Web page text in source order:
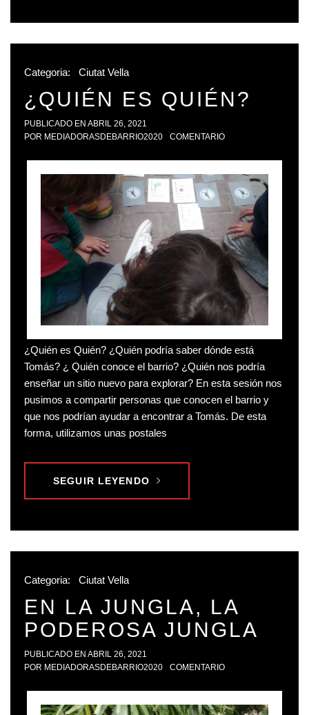
Categoria: Ciutat Vella
¿QUIÉN ES QUIÉN?
PUBLICADO EN ABRIL 26, 2021
POR MEDIADORASDEBARRIO2020 COMENTARIO
¿Quién es Quién? ¿Quién podría saber dónde está
Tomás? ¿ Quién conoce el barrio? ¿Quién nos podría
enseñar un sitio nuevo para explorar? En esta sesión nos
pusimos a compartir personas que conocen el barrio y
que nos podrían ayudar a encontrar a Tomás. De esta
forma, utilizamos unas postales
SEGUIR LEYENDO
Categoria: Ciutat Vella
EN LA JUNGLA, LA
PODEROSA JUNGLA
PUBLICADO EN ABRIL 26, 2021
POR MEDIADORASDEBARRIO2020 COMENTARIO